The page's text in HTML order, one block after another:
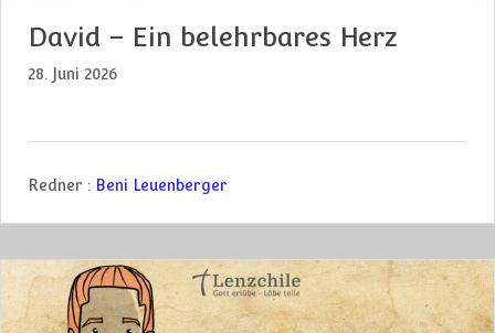
David – Ein belehrbares Herz
28. Juni 2026
Redner : Beni Leuenberger